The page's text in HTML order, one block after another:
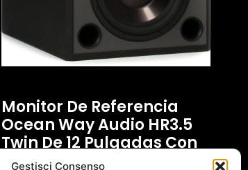
Gestisci Consenso
Monitor De Referencia
Ocean Way Audio HR3.5
Twin De 12 Pulgadas Con
Triple Amplificación – Par